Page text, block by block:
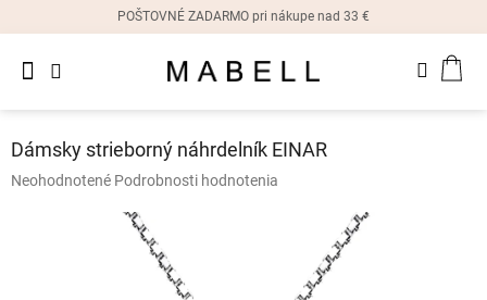
POŠTOVNÉ ZADARMO pri nákupe nad 33 €
Dámske
náušnice
Dámsky strieborný náhrdelník EINAR
Priemerné
Neohodnotené Podrobnosti hodnotenia